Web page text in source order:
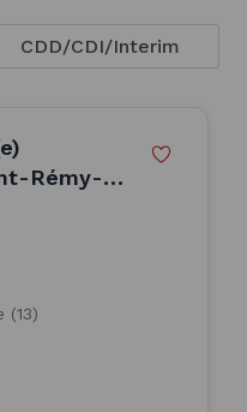
CDD/CDI/Interim
Rémy-
(13)